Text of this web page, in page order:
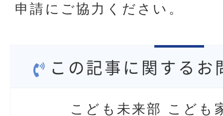
申請にご協力ください。
この記事に関するお
こども未来部 こども